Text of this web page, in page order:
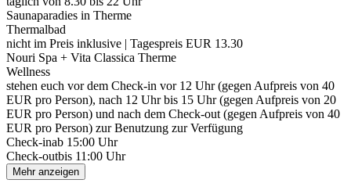
Saunaparadies in Therme
Thermalbad
nicht im Preis inklusive | Tagespreis EUR 13.30
Nouri Spa + Vita Classica Therme
Wellness
stehen euch vor dem Check-in vor 12 Uhr (gegen Aufpreis von 40
EUR pro Person), nach 12 Uhr bis 15 Uhr (gegen Aufpreis von 20
EUR pro Person) und nach dem Check-out (gegen Aufpreis von 40
EUR pro Person) zur Benutzung zur Verfügung
Check-inab 15:00 Uhr
Check-outbis 11:00 Uhr
Mehr anzeigen